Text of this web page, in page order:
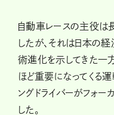
自動車レースの主役は
したが、それは日本の
術進化を示してきた一
ほど重要になってくる
ングドライバーがフォー
した。